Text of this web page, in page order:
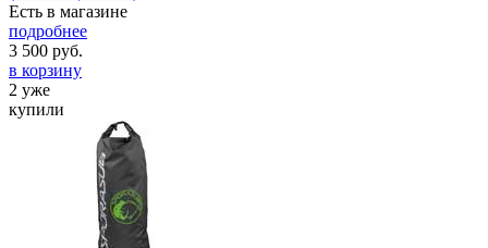
Есть в магазине
подробнее
3 500 руб.
в корзину
2 уже
купили